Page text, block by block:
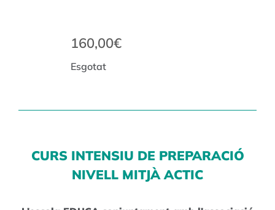
160,00€
Esgotat
CURS INTENSIU DE PREPARACIÓ
NIVELL MITJÀ ACTIC